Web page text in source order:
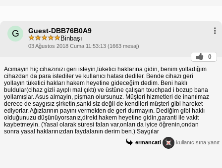
G Guest-DBB76B0A9
Binbaşı
03 Ağustos 2018 Cuma 11:53:13 (1663 mesaj)
0
Acımayın hiç cihazınızı geri isteyin,tüketici haklarına gidin, benim yolladığım
cihazdan da para istediler ve kullanıcı hatası dediler. Bende cihazı geri
yollayın tüketici hakları hakem heyetine gideceğim dedim. Beni haklı
buldular(cihaz gizli ayıplı mal çıktı) ve üstüne çalışan touchpad i bozup bana
yollamışlar. Asus almayin, pişman olursunuz. Müşteri hizmetleri de inanılmaz
derece de saygısız şirketin,sanki siz değil de kendileri müşteri gibi hareket
ediyorlar. Ağızlarının payını vermekten de geri durmayın. Dediğim gibi haklı
olduğunuzu düşünüyorsanız,direkt hakem heyetine gidin,garanti ile vakit
kaybetmeyin. (Yasal olarak süresi falan var,onları da iyice öğrenin,ondan
sonra yasal haklarınızdan faydalanın derim ben.) Saygılar
ermancati kullanıcısına yanıt